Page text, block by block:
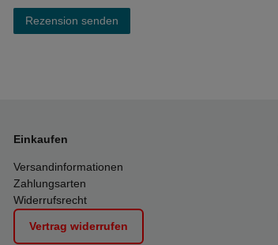
Rezension senden
Einkaufen
Versandinformationen
Zahlungsarten
Widerrufsrecht
Vertrag widerrufen